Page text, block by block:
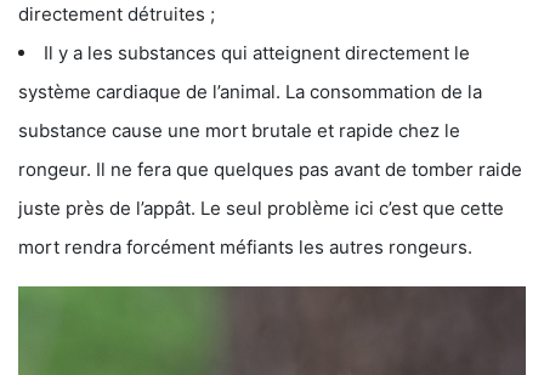
directement détruites ;
Il y a les substances qui atteignent directement le
système cardiaque de l’animal. La consommation de la
substance cause une mort brutale et rapide chez le
rongeur. Il ne fera que quelques pas avant de tomber raide
juste près de l’appât. Le seul problème ici c’est que cette
mort rendra forcément méfiants les autres rongeurs.